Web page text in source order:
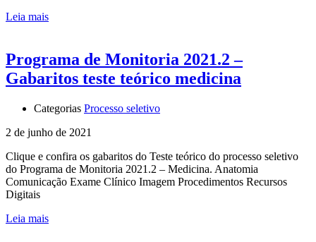
Leia mais
Programa de Monitoria 2021.2 –
Gabaritos teste teórico medicina
Categorias Processo seletivo
2 de junho de 2021
Clique e confira os gabaritos do Teste teórico do processo seletivo
do Programa de Monitoria 2021.2 – Medicina. Anatomia
Comunicação Exame Clínico Imagem Procedimentos Recursos
Digitais
Leia mais